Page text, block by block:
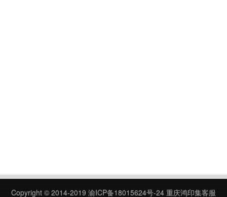
Copyright © 2014-2019 渝ICP备18015624号-24 重庆鸿印集客服